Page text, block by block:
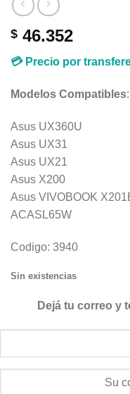
$ 46.352
💳 Precio por
Modelos Compatibles:
Asus UX360U
Asus UX31
Asus UX21
Asus X200
Asus VIVOBOOK
ACASL65W
Codigo: 3940
Sin existencias
Dejá tu correo y